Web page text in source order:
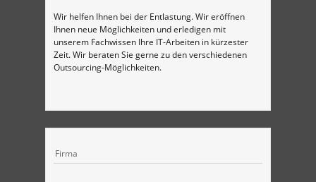
Wir helfen Ihnen bei der Entlastung. Wir eröffnen
Ihnen neue Möglichkeiten und erledigen mit
unserem Fachwissen Ihre IT-Arbeiten in kürzester
Zeit. Wir beraten Sie gerne zu den verschiedenen
Outsourcing-Möglichkeiten.
Firma